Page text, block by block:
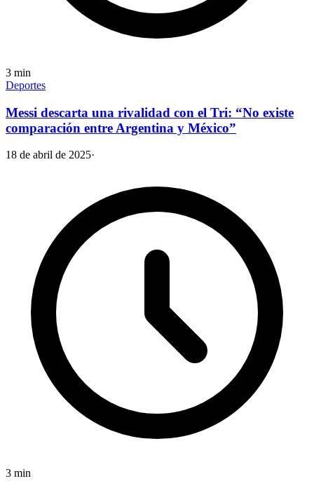
3 min
Deportes
Messi descarta una rivalidad con el Tri: “No existe
comparación entre Argentina y México”
18 de abril de 2025·
3 min